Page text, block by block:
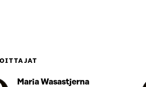
Maria Wasastjerna